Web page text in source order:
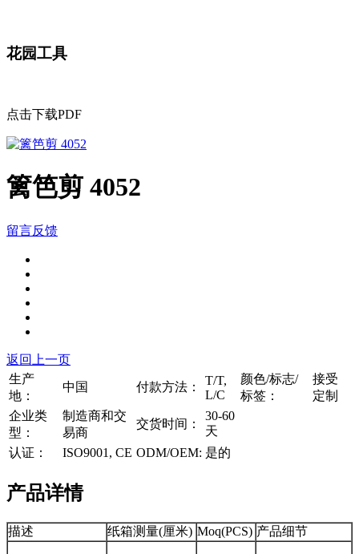
花园工具
点击下载PDF
篱笆剪 4052
留言反馈
返回上一页
生产
地：
中国 付款方法：
T/T,
L/C
颜色/标志/
标签：
接受
定制
企业类
型：
制造商和交
易商
交货时间：
30-60
天
认证：
ISO9001, CE ODM/OEM: 是的
产品详情
描述 纸箱测量(厘米) Moq(PCS) 产品细节